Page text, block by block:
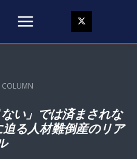
COLUMN
い」では済まされな
る人材難倒産のリア